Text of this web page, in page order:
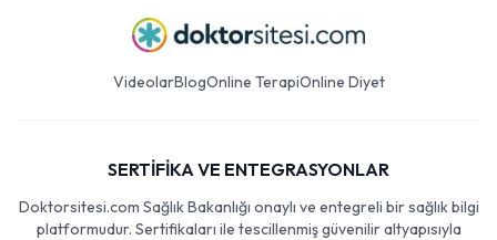
VideolarBlogOnline TerapiOnline Diyet
SERTİFİKA VE ENTEGRASYONLAR
Doktorsitesi.com Sağlık Bakanlığı onaylı ve entegreli bir sağlık bilgi
platformudur. Sertifikaları ile tescillenmiş güvenilir altyapısıyla